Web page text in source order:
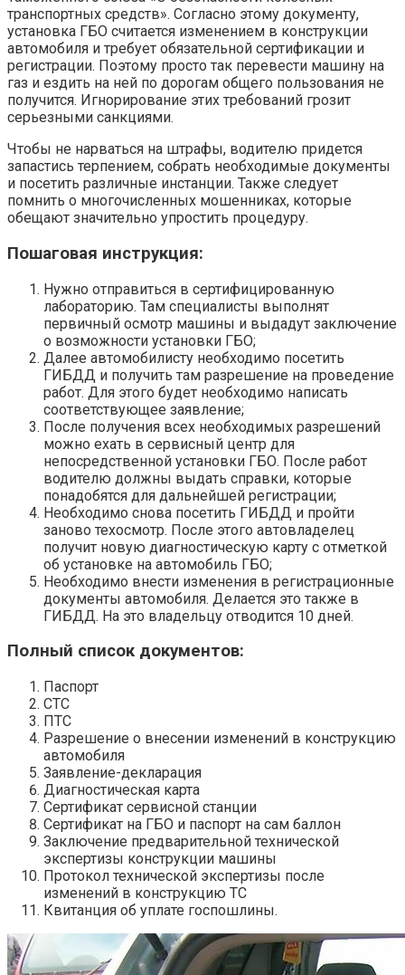
транспортных средств». Согласно этому документу,
установка ГБО считается изменением в конструкции
автомобиля и требует обязательной сертификации и
регистрации. Поэтому просто так перевести машину на
газ и ездить на ней по дорогам общего пользования не
получится. Игнорирование этих требований грозит
серьезными санкциями.
Чтобы не нарваться на штрафы, водителю придется
запастись терпением, собрать необходимые документы
и посетить различные инстанции. Также следует
помнить о многочисленных мошенниках, которые
обещают значительно упростить процедуру.
Пошаговая инструкция:
Нужно отправиться в сертифицированную
лабораторию. Там специалисты выполнят
первичный осмотр машины и выдадут заключение
о возможности установки ГБО;
Далее автомобилисту необходимо посетить
ГИБДД и получить там разрешение на проведение
работ. Для этого будет необходимо написать
соответствующее заявление;
После получения всех необходимых разрешений
можно ехать в сервисный центр для
непосредственной установки ГБО. После работ
водителю должны выдать справки, которые
понадобятся для дальнейшей регистрации;
Необходимо снова посетить ГИБДД и пройти
заново техосмотр. После этого автовладелец
получит новую диагностическую карту с отметкой
об установке на автомобиль ГБО;
Необходимо внести изменения в регистрационные
документы автомобиля. Делается это также в
ГИБДД. На это владельцу отводится 10 дней.
Полный список документов:
Паспорт
СТС
ПТС
Разрешение о внесении изменений в конструкцию
автомобиля
Заявление-декларация
Диагностическая карта
Сертификат сервисной станции
Сертификат на ГБО и паспорт на сам баллон
Заключение предварительной технической
экспертизы конструкции машины
Протокол технической экспертизы после
изменений в конструкцию ТС
Квитанция об уплате госпошлины.